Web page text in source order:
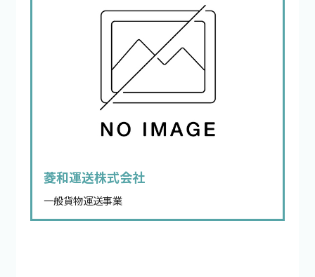
菱和運送株式会社
一般貨物運送事業